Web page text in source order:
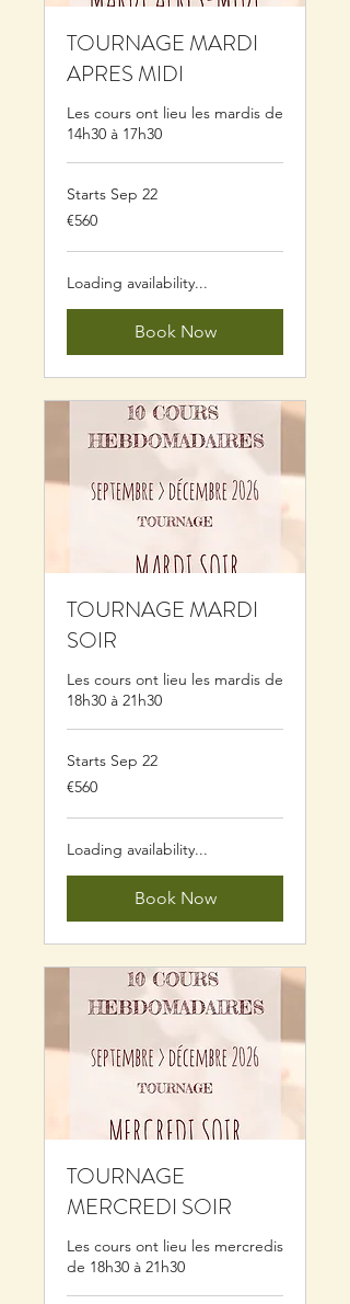
TOURNAGE MARDI
APRES MIDI
Les cours ont lieu les mardis de
14h30 à 17h30
Starts Sep 22
560
euros
€560
Loading availability...
Book Now
TOURNAGE MARDI
SOIR
Les cours ont lieu les mardis de
18h30 à 21h30
Starts Sep 22
560
euros
€560
Loading availability...
Book Now
TOURNAGE
MERCREDI SOIR
Les cours ont lieu les mercredis
de 18h30 à 21h30